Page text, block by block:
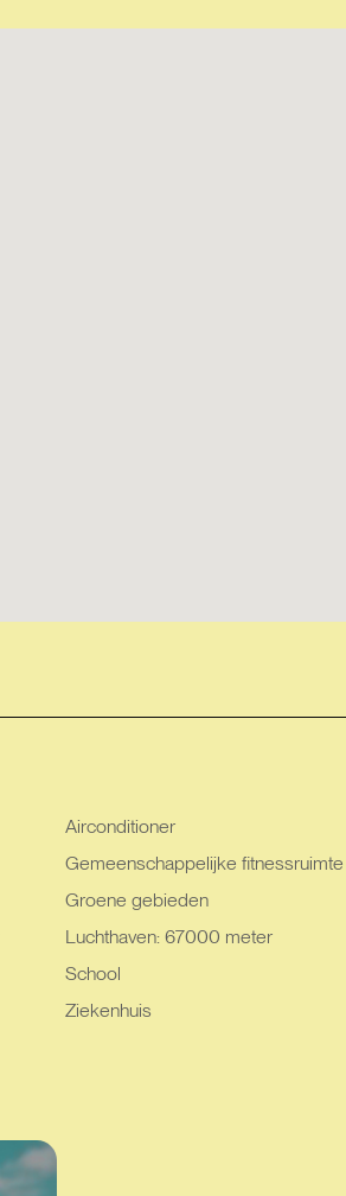
Airconditioner
Gemeenschappelijke fitnessruimte
Groene gebieden
Luchthaven: 67000 meter
School
Ziekenhuis